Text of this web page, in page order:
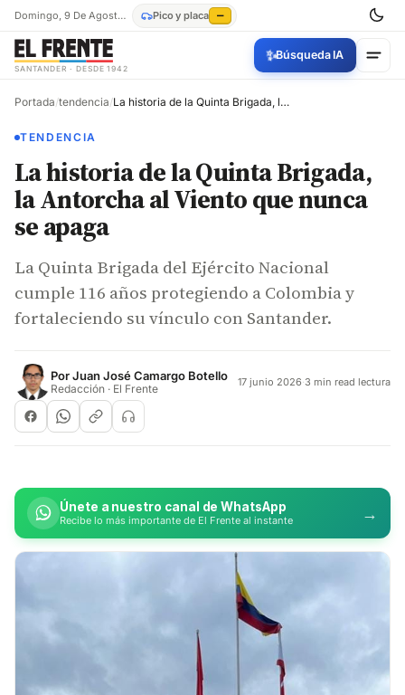
Domingo, 9 De Agosto De 2026 Pico y placa —
SANTANDER · DESDE 1942
✨Búsqueda IA
Portada/tendencia/ La historia de la Quinta Brigada, la Antorcha al Viento que nunca se apaga
TENDENCIA
La historia de la Quinta Brigada,
la Antorcha al Viento que nunca
se apaga
La Quinta Brigada del Ejército Nacional
cumple 116 años protegiendo a Colombia y
fortaleciendo su vínculo con Santander.
PorJuan José Camargo Botello
Redacción · El Frente 17 junio 2026·3 min read lectura
Únete a nuestro canal de WhatsApp
Recibe lo más importante de El Frente al instante →